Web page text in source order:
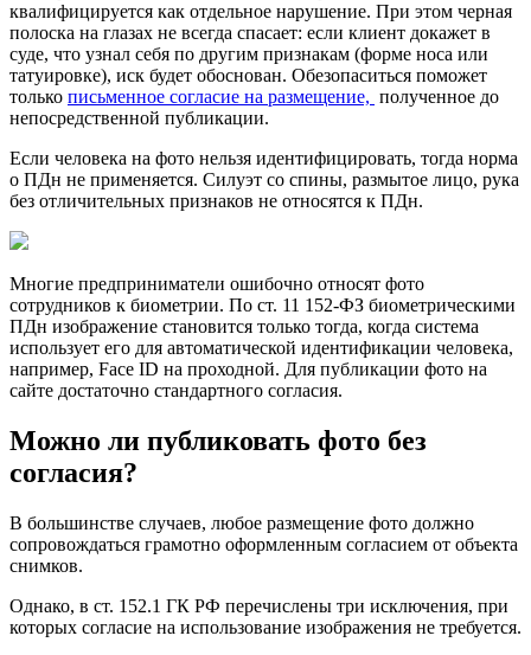
квалифицируется как отдельное нарушение. При этом черная
полоска на глазах не всегда спасает: если клиент докажет в
суде, что узнал себя по другим признакам (форме носа или
татуировке), иск будет обоснован. Обезопаситься поможет
только письменное согласие на размещение, полученное до
непосредственной публикации.
Если человека на фото нельзя идентифицировать, тогда норма
о ПДн не применяется. Силуэт со спины, размытое лицо, рука
без отличительных признаков не относятся к ПДн.
Многие предприниматели ошибочно относят фото
сотрудников к биометрии. По ст. 11 152-ФЗ биометрическими
ПДн изображение становится только тогда, когда система
использует его для автоматической идентификации человека,
например, Face ID на проходной. Для публикации фото на
сайте достаточно стандартного согласия.
Можно ли публиковать фото без
согласия?
В большинстве случаев, любое размещение фото должно
сопровождаться грамотно оформленным согласием от объекта
снимков.
Однако, в ст. 152.1 ГК РФ перечислены три исключения, при
которых согласие на использование изображения не требуется.